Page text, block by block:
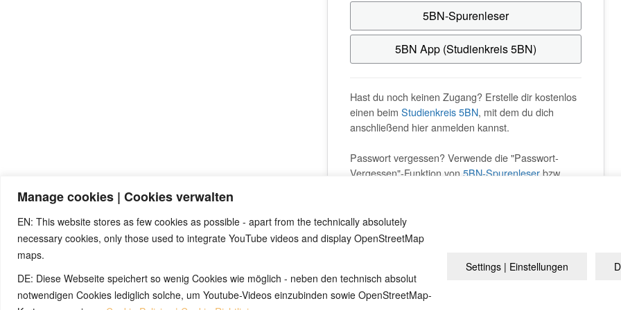
Manage cookies | Cookies verwalten
EN: This website stores as few cookies as possible - apart from the technically absolutely
necessary cookies, only those used to integrate YouTube videos and display OpenStreetMap
maps.
DE: Diese Webseite speichert so wenig Cookies wie möglich - neben den technisch absolut
notwendigen Cookies lediglich solche, um Youtube-Videos einzubinden sowie OpenStreetMap-
Settings | Einstellungen
5BN-Spurenleser
5BN App (Studienkreis 5BN)
Hast du noch keinen Zugang? Erstelle dir kostenlos
einen beim Studienkreis 5BN, mit dem du dich
anschließend hier anmelden kannst.
Passwort vergessen? Verwende die "Passwort-
Vergessen"-Funktion von 5BN-Spurenleserbzw.
Übersicht Impressum